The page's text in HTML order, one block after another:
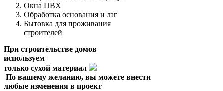
Окна ПВХ
Обработка основания и лаг
Бытовка для проживания
строителей
При строительстве домов
используем
только сухой материал
По вашему желанию, вы можете внести
любые изменения в проект